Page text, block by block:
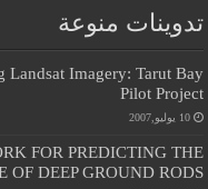
تدوينات منوعة
Landsat Imagery: Tarut Bay
Pilot Project
10 يوليو,2007
FOR PREDICTING THE
OF DEEP GROUND RODS